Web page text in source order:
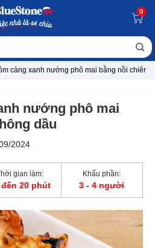
0
càng xanh nướng phô mai bằng nồi chiên
nướng phô mai
dầu
2024
gian làm:
đến 20 phút
Khẩu phần:
3 - 4 người